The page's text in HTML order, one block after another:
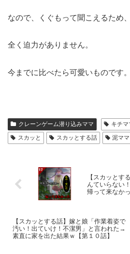
なので、くぐもって聞こえるため、
全く迫力がありません。
今までに比べたら可愛いものです。
クレーンゲーム潜り込みママ キチマ
スカッと
スカッとする話 泥ママ
【スカッとす
んていらない
帰って来なか
【スカッとする話】嫁と娘「作業着姿で
汚い！出ていけ！不潔男」と言われた→
素直に家を出た結果ｗ【第１０話】